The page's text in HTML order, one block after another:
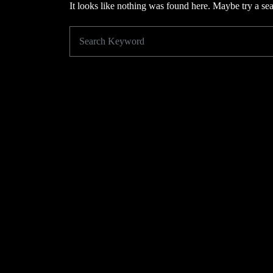
It looks like nothing was found here. Maybe try a